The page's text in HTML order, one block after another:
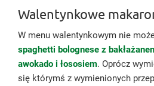
Walentynkowe
W menu walentynkowym nie
spaghetti bolognese z
awokado i łososiem. Oprócz
się którymś z wymienionych